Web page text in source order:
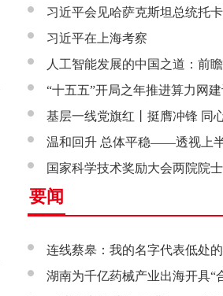
赴辽宁看望慰问基层干部群众
习近平会见哈萨克斯坦总统托
习近平在上海考察
人工智能发展的中国之道：前
“十五五”开局之年推进算力网
基层一线党旗红丨挺膺冲锋 同
温和回升 总体平稳——透视上
国家科学技术奖励大会两院院
十一次全国代表大会在京召开
要闻
连线蔡皋：我的名字代表低处
接近理想的高地
湖南为千亿药械产业出海开具“